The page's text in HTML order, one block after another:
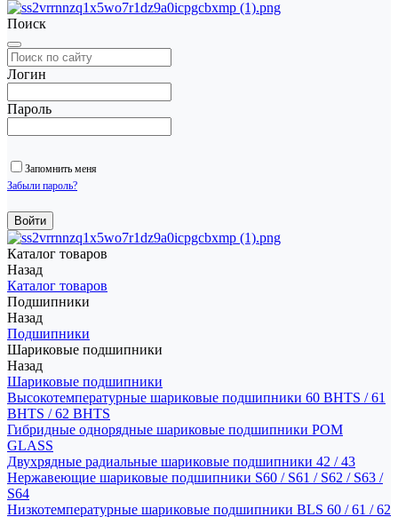
Поиск
Логин
Пароль
Запомнить меня
Забыли пароль?
Каталог товаров
Назад
Каталог товаров
Подшипники
Назад
Подшипники
Шариковые подшипники
Назад
Шариковые подшипники
Высокотемпературные шариковые подшипники 60 BHTS / 61
BHTS / 62 BHTS
Гибридные однорядные шариковые подшипники POM
GLASS
Двухрядные радиальные шариковые подшипники 42 / 43
Нержавеющие шариковые подшипники S60 / S61 / S62 / S63 /
S64
Низкотемпературные шариковые подшипники BLS 60 / 61 / 62